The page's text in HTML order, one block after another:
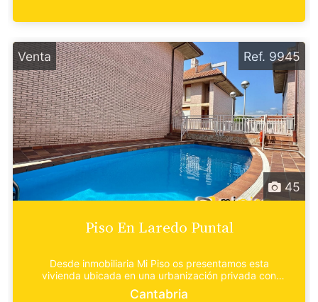
Venta
45
Ref. 9945
Piso En Laredo Puntal
Desde inmobiliaria Mi Piso os presentamos esta
vivienda ubicada en una urbanización privada con
piscina c...
Cantabria